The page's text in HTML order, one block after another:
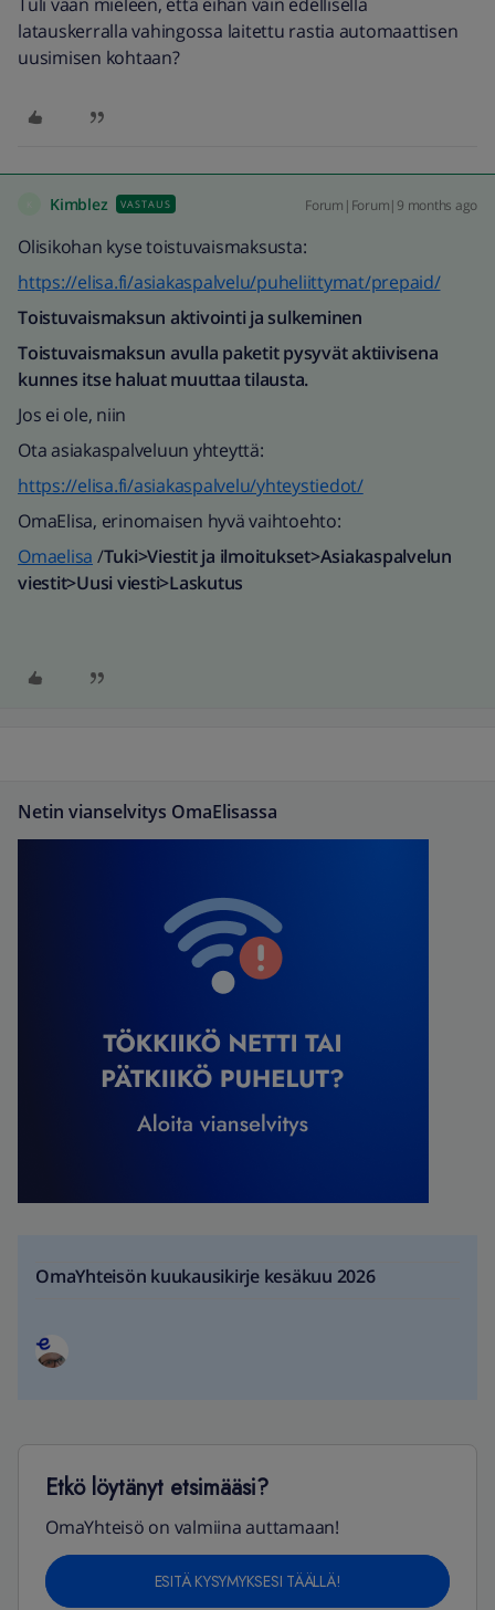
latauskerralla vahingossa laitettu rastia automaattisen
uusimisen kohtaan?
Kimblez VASTAUS Forum|Forum|9 months ago
Olisikohan kyse toistuvaismaksusta:
https://elisa.fi/asiakaspalvelu/puheliittymat/prepaid/
Toistuvaismaksun aktivointi ja sulkeminen
Toistuvaismaksun avulla paketit pysyvät aktiivisena
kunnes itse haluat muuttaa tilausta.
Jos ei ole, niin
Ota asiakaspalveluun yhteyttä:
https://elisa.fi/asiakaspalvelu/yhteystiedot/
OmaElisa, erinomaisen hyvä vaihtoehto:
Omaelisa /Tuki>Viestit ja ilmoitukset>Asiakaspalvelun
viestit>Uusi viesti>Laskutus
Netin vianselvitys OmaElisassa
OmaYhteisön kuukausikirje kesäkuu 2026
Etkö löytänyt etsimääsi?
OmaYhteisö on valmiina auttamaan!
ESITÄ KYSYMYKSESI TÄÄLLÄ!